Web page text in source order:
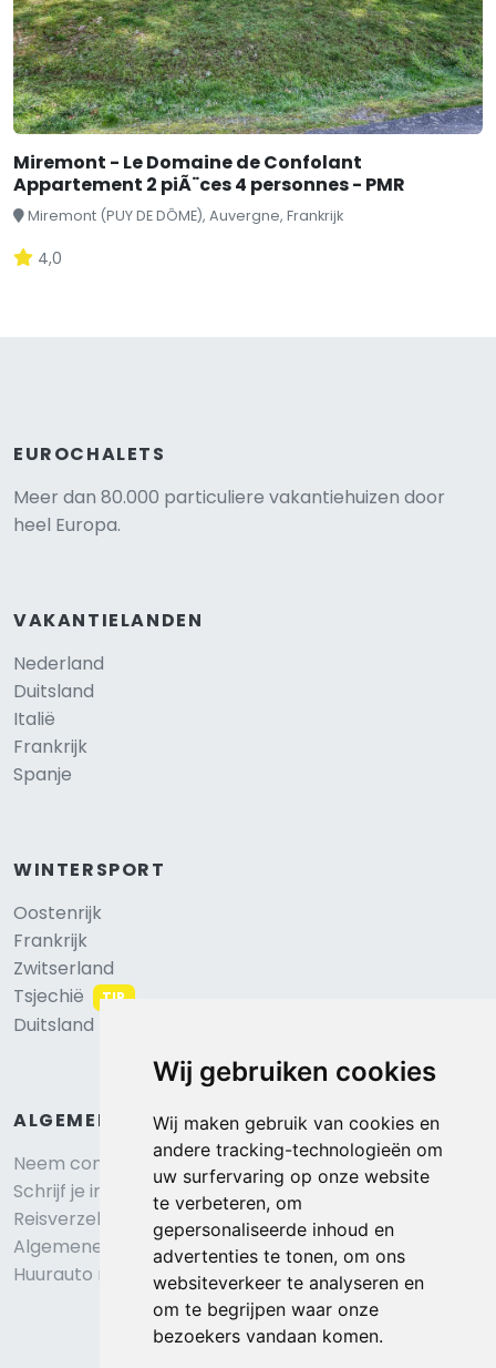
Wij gebruiken cookies
Wij maken gebruik van cookies en
andere tracking-technologieën om
uw surfervaring op onze website
te verbeteren, om
gepersonaliseerde inhoud en
advertenties te tonen, om ons
websiteverkeer te analyseren en
om te begrijpen waar onze
bezoekers vandaan komen.
Miremont - Le Domaine de Confolant
Appartement 2 piÃ¨ces 4 personnes - PMR
Miremont (PUY DE DÔME), Auvergne, Frankrijk
4,0
EUROCHALETS
Meer dan 80.000 particuliere vakantiehuizen door
heel Europa.
VAKANTIELANDEN
Nederland
Duitsland
Italië
Frankrijk
Spanje
WINTERSPORT
Oostenrijk
Frankrijk
Zwitserland
Tsjechië
TIP
Duitsland
ALGEMEEN
Neem contact op
Schrijf je in voor onze nieuwsbrief
Reisverzekering afsluiten
Algemene voorwaarden
Huurauto reserveren